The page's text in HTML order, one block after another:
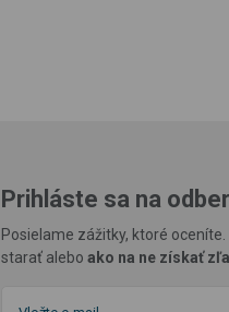
Prihláste sa na
Posielame zážitky, ktoré
starať alebo ako na ne získať